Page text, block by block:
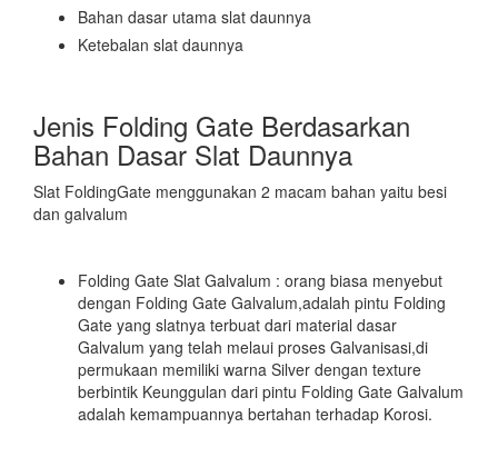
Bahan dasar utama slat daunnya
Ketebalan slat daunnya
Jenis Folding Gate Berdasarkan
Bahan Dasar Slat Daunnya
Slat FoldingGate menggunakan 2 macam bahan yaitu besi
dan galvalum
Folding Gate Slat Galvalum : orang biasa menyebut
dengan Folding Gate Galvalum,adalah pintu Folding
Gate yang slatnya terbuat dari material dasar
Galvalum yang telah melaui proses Galvanisasi,di
permukaan memiliki warna Silver dengan texture
berbintik Keunggulan dari pintu Folding Gate Galvalum
adalah kemampuannya bertahan terhadap Korosi.